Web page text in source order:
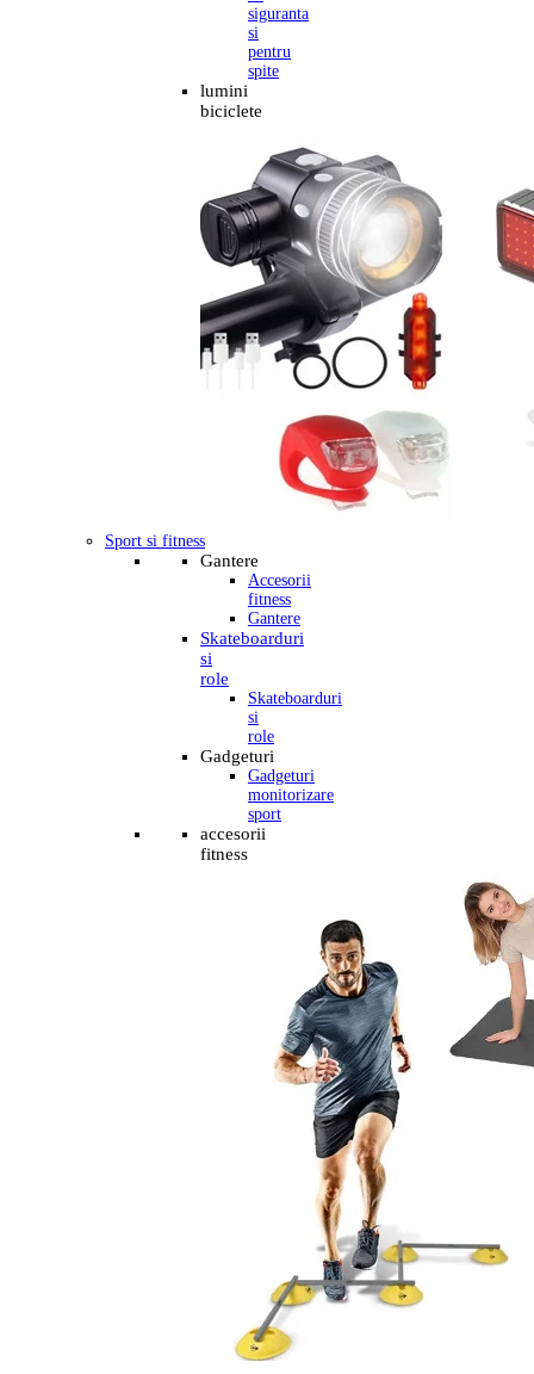
siguranta
si
pentru
spite
lumini
biciclete
Sport si fitness
Gantere
Accesorii
fitness
Gantere
Skateboarduri
si
role
Skateboarduri
si
role
Gadgeturi
Gadgeturi
monitorizare
sport
accesorii
fitness